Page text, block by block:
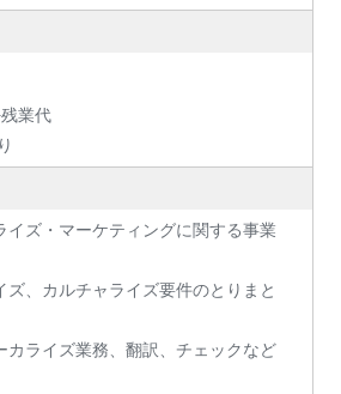
業代
イズ・マーケティングに関する事業
ズ、カルチャライズ要件のとりまと
カライズ業務、翻訳、チェックなど